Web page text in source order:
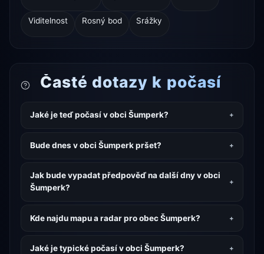
Viditelnost Rosný bod Srážky
Časté dotazy k počasí
Jaké je teď počasí v obci Šumperk?
Bude dnes v obci Šumperk pršet?
Jak bude vypadat předpověď na další dny v obci
Šumperk?
Kde najdu mapu a radar pro obec Šumperk?
Jaké je typické počasí v obci Šumperk?